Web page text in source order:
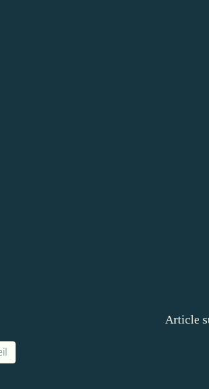
Article